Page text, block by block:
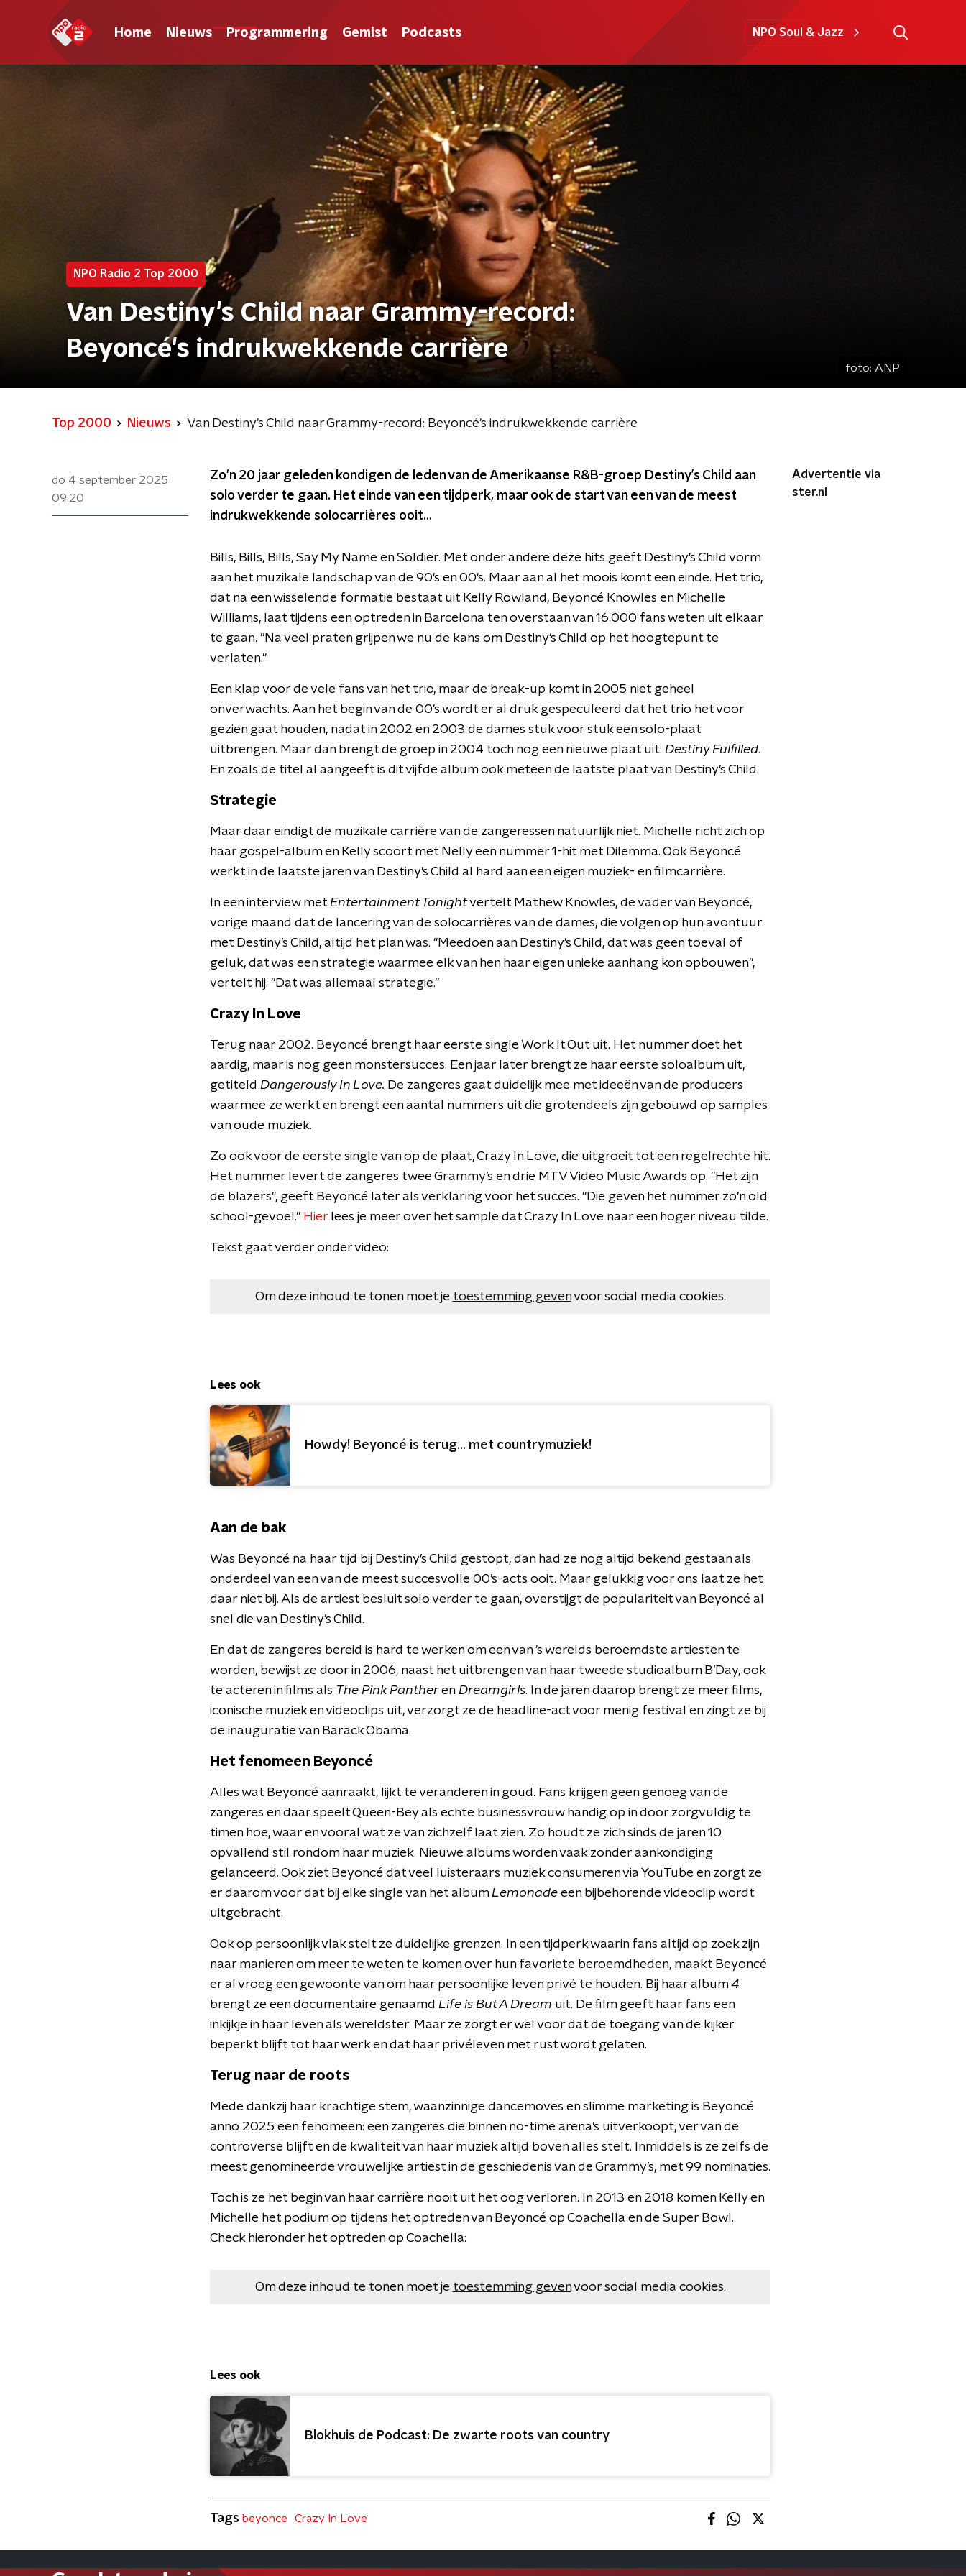
Home Nieuws Programmering Gemist Podcasts NPO Soul & Jazz
NPO Radio 2 Top 2000
Van Destiny's Child naar Grammy-record:
Beyoncé's indrukwekkende carrière
foto: ANP
Top 2000 Nieuws Van Destiny's Child naar Grammy-record: Beyoncé's indrukwekkende carrière
do 4 september 2025
09:20
Zo'n 20 jaar geleden kondigen de leden van de Amerikaanse R&B-groep Destiny’s Child aan
solo verder te gaan. Het einde van een tijdperk, maar ook de start van een van de meest
indrukwekkende solocarrières ooit…
Bills, Bills, Bills, Say My Name en Soldier. Met onder andere deze hits geeft Destiny's Child vorm
aan het muzikale landschap van de 90's en 00's. Maar aan al het moois komt een einde. Het trio,
dat na een wisselende formatie bestaat uit Kelly Rowland, Beyoncé Knowles en Michelle
Williams, laat tijdens een optreden in Barcelona ten overstaan van 16.000 fans weten uit elkaar
te gaan. "Na veel praten grijpen we nu de kans om Destiny's Child op het hoogtepunt te
verlaten."
Een klap voor de vele fans van het trio, maar de break-up komt in 2005 niet geheel
onverwachts. Aan het begin van de 00's wordt er al druk gespeculeerd dat het trio het voor
gezien gaat houden, nadat in 2002 en 2003 de dames stuk voor stuk een solo-plaat
uitbrengen. Maar dan brengt de groep in 2004 toch nog een nieuwe plaat uit: Destiny Fulfilled.
En zoals de titel al aangeeft is dit vijfde album ook meteen de laatste plaat van Destiny’s Child.
Strategie
Maar daar eindigt de muzikale carrière van de zangeressen natuurlijk niet. Michelle richt zich op
haar gospel-album en Kelly scoort met Nelly een nummer 1-hit met Dilemma. Ook Beyoncé
werkt in de laatste jaren van Destiny’s Child al hard aan een eigen muziek- en filmcarrière.
In een interview met Entertainment Tonightvertelt Mathew Knowles, de vader van Beyoncé,
vorige maand dat de lancering van de solocarrières van de dames, die volgen op hun avontuur
met Destiny’s Child, altijd het plan was. "Meedoen aan Destiny's Child, dat was geen toeval of
geluk, dat was een strategie waarmee elk van hen haar eigen unieke aanhang kon opbouwen",
vertelt hij. "Dat was allemaal strategie."
Crazy In Love
Terug naar 2002. Beyoncé brengt haar eerste single Work It Out uit. Het nummer doet het
aardig, maar is nog geen monstersucces. Een jaar later brengt ze haar eerste soloalbum uit,
getiteld Dangerously In Love. De zangeres gaat duidelijk mee met ideeën van de producers
waarmee ze werkt en brengt een aantal nummers uit die grotendeels zijn gebouwd op samples
van oude muziek.
Zo ook voor de eerste single van op de plaat, Crazy In Love, die uitgroeit tot een regelrechte hit.
Het nummer levert de zangeres twee Grammy’s en drie MTV Video Music Awards op. "Het zijn
de blazers", geeft Beyoncé later als verklaring voor het succes. "Die geven het nummer zo’n old
school-gevoel." Hier lees je meer over het sample dat Crazy In Love naar een hoger niveau tilde.
Tekst gaat verder onder video:
Om deze inhoud te tonen moet je toestemming gevenvoor social media cookies.
Lees ook
Howdy! Beyoncé is terug... met countrymuziek!
Aan de bak
Was Beyoncé na haar tijd bij Destiny’s Child gestopt, dan had ze nog altijd bekend gestaan als
onderdeel van een van de meest succesvolle 00’s-acts ooit. Maar gelukkig voor ons laat ze het
daar niet bij. Als de artiest besluit solo verder te gaan, overstijgt de populariteit van Beyoncé al
snel die van Destiny's Child.
En dat de zangeres bereid is hard te werken om een van 's werelds beroemdste artiesten te
worden, bewijst ze door in 2006, naast het uitbrengen van haar tweede studioalbum B’Day, ook
te acteren in films als The Pink Pantheren Dreamgirls. In de jaren daarop brengt ze meer films,
iconische muziek en videoclips uit, verzorgt ze de headline-act voor menig festival en zingt ze bij
de inauguratie van Barack Obama.
Het fenomeen Beyoncé
Alles wat Beyoncé aanraakt, lijkt te veranderen in goud. Fans krijgen geen genoeg van de
zangeres en daar speelt Queen-Bey als echte businessvrouw handig op in door zorgvuldig te
timen hoe, waar en vooral wat ze van zichzelf laat zien. Zo houdt ze zich sinds de jaren 10
opvallend stil rondom haar muziek. Nieuwe albums worden vaak zonder aankondiging
gelanceerd. Ook ziet Beyoncé dat veel luisteraars muziek consumeren via YouTube en zorgt ze
er daarom voor dat bij elke single van het albumLemonade een bijbehorende videoclip wordt
uitgebracht.
Ook op persoonlijk vlak stelt ze duidelijke grenzen. In een tijdperk waarin fans altijd op zoek zijn
naar manieren om meer te weten te komen over hun favoriete beroemdheden, maakt Beyoncé
er al vroeg een gewoonte van om haar persoonlijke leven privé te houden. Bij haar album4
brengt ze een documentaire genaamd Life is But A Dream uit. De film geeft haar fans een
inkijkje in haar leven als wereldster. Maar ze zorgt er wel voor dat de toegang van de kijker
beperkt blijft tot haar werk en dat haar privéleven met rust wordt gelaten.
Terug naar de roots
Mede dankzij haar krachtige stem, waanzinnige dancemoves en slimme marketing is Beyoncé
anno 2025 een fenomeen: een zangeres die binnen no-time arena’s uitverkoopt, ver van de
controverse blijft en de kwaliteit van haar muziek altijd boven alles stelt. Inmiddels is ze zelfs de
meest genomineerde vrouwelijke artiest in de geschiedenis van de Grammy’s, met 99 nominaties.
Toch is ze het begin van haar carrière nooit uit het oog verloren. In 2013 en 2018 komen Kelly en
Michelle het podium op tijdens het optreden van Beyoncé op Coachella en de Super Bowl.
Check hieronder het optreden op Coachella:
Om deze inhoud te tonen moet je toestemming gevenvoor social media cookies.
Lees ook
Blokhuis de Podcast: De zwarte roots van country
Advertentie via
ster.nl
Tags beyonce Crazy In Love